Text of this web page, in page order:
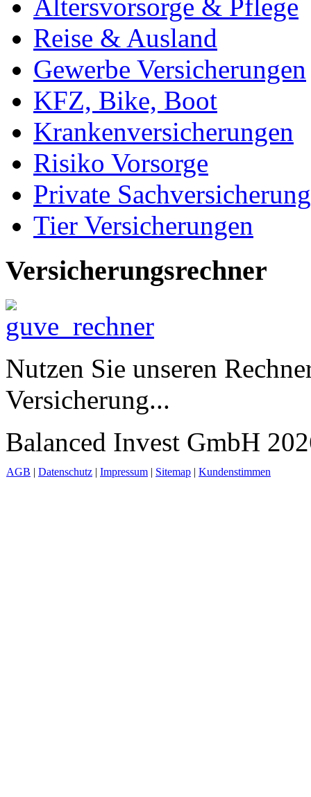
Altersvorsorge & Pflege
Reise & Ausland
Gewerbe Versicherungen
KFZ, Bike, Boot
Krankenversicherungen
Risiko Vorsorge
Private
Tier Versicherungen
Versicherungsrechner
Nutzen Sie unseren
Versicherung...
Balanced Invest GmbH
AGB | Datenschutz | Impressum | Sitemap | Kundenstimmen